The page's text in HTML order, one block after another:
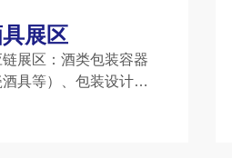
展区
展区：酒类包装容器
酒具等）、包装设计、